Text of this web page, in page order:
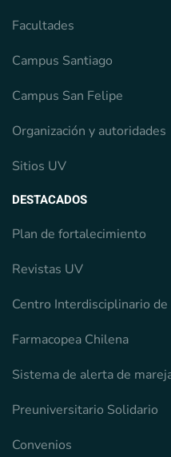
Facultades
Campus Santiago
Campus San Felipe
Organización y autoridades
Sitios UV
DESTACADOS
Plan de fortalecimiento
Revistas UV
Centro Interdisciplinario
Farmacopea Chilena
Sistema de alerta de
Preuniversitario Solidario
Convenios